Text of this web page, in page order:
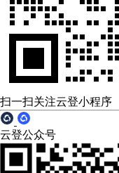
扫一扫关注云登小程序
云登公众号